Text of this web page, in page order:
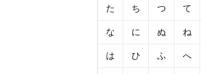
た ち つ て
な に ぬ ね
は ひ ふ へ